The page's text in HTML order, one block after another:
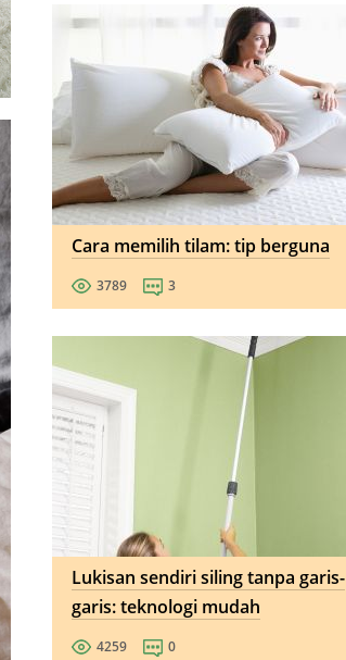
Cara memilih tilam: tip berguna
3789 3
Lukisan sendiri siling tanpa garis-
garis: teknologi mudah
4259 0